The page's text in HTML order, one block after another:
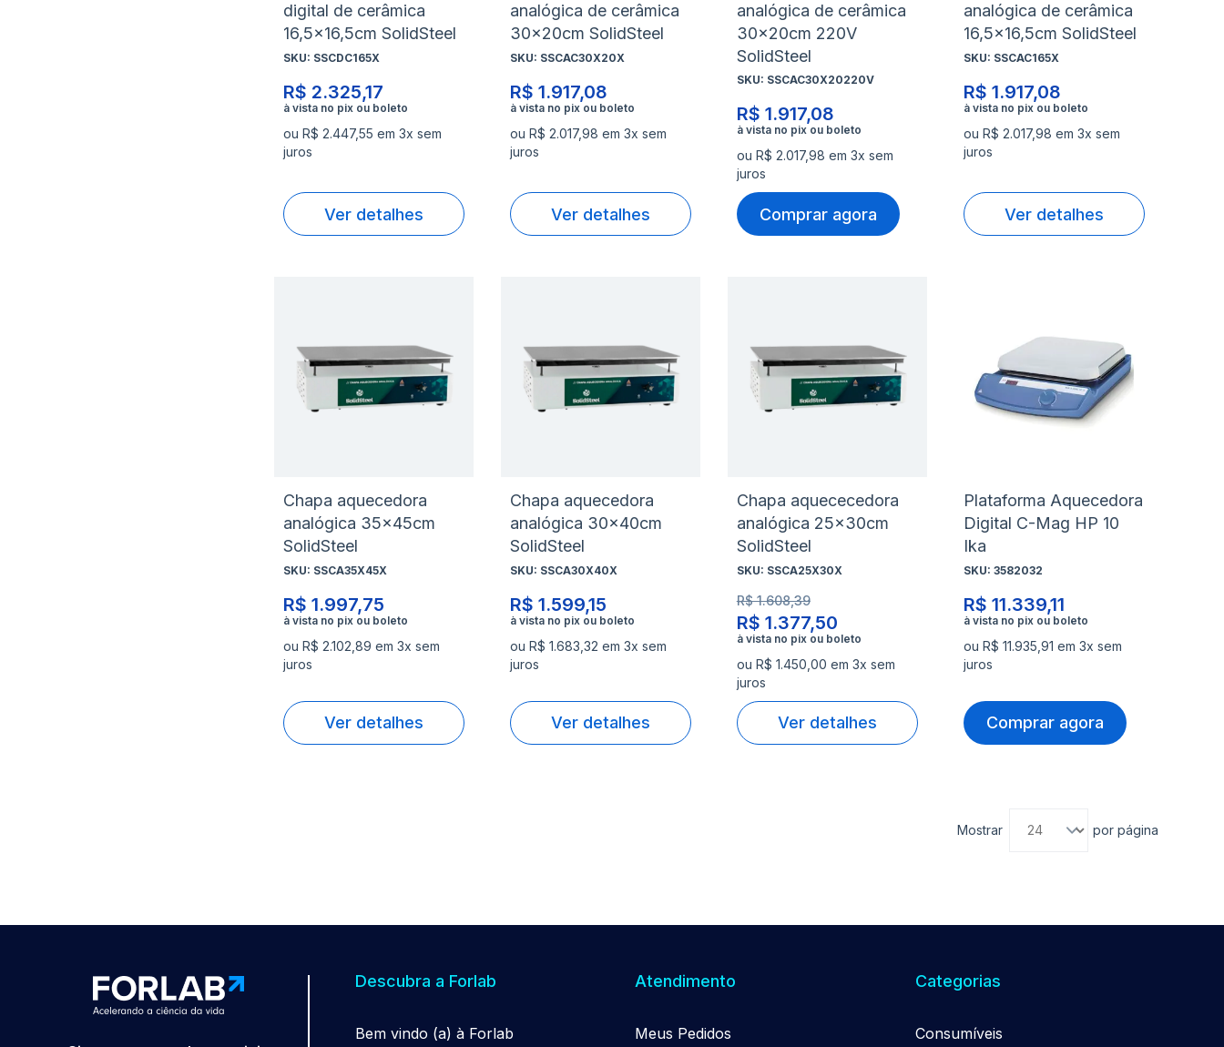
digital de cerâmica
16,5x16,5cm SolidSteel
SKU: SSCDC165X
R$ 2.325,17
ou R$ 2.447,55 em 3x sem
juros
Ver detalhes
analógica de cerâmica
30x20cm SolidSteel
SKU: SSCAC30X20X
R$ 1.917,08
ou R$ 2.017,98 em 3x sem
juros
Ver detalhes
analógica de cerâmica
30x20cm 220V
SolidSteel
SKU: SSCAC30X20220V
R$ 1.917,08
ou R$ 2.017,98 em 3x sem
juros
Comprar agora
analógica de cerâmica
16,5x16,5cm SolidSteel
SKU: SSCAC165X
R$ 1.917,08
ou R$ 2.017,98 em 3x sem
juros
Ver detalhes
Chapa aquecedora
analógica 35x45cm
SolidSteel
SKU: SSCA35X45X
R$ 1.997,75
ou R$ 2.102,89 em 3x sem
juros
Ver detalhes
à
lista
de
Adicionar
para
Comparar
Chapa aquecedora
analógica 30x40cm
SolidSteel
SKU: SSCA30X40X
R$ 1.599,15
ou R$ 1.683,32 em 3x sem
juros
Ver detalhes
à
lista
de
Adicionar
para
Comparar
Chapa aquececedora
analógica 25x30cm
SolidSteel
SKU: SSCA25X30X
R$ 1.377,50
R$ 1.608,39
ou R$ 1.450,00 em 3x sem
juros
Ver detalhes
lista
de
Adicionar
para
Comparar
Plataforma Aquecedora
Digital C-Mag HP 10
Ika
SKU: 3582032
R$ 11.339,11
ou R$ 11.935,91 em 3x sem
juros
Comprar agora
Mostrar por página
Descubra a Forlab
Bem vindo (a) à Forlab
Atendimento
Meus Pedidos
Categorias
Consumíveis